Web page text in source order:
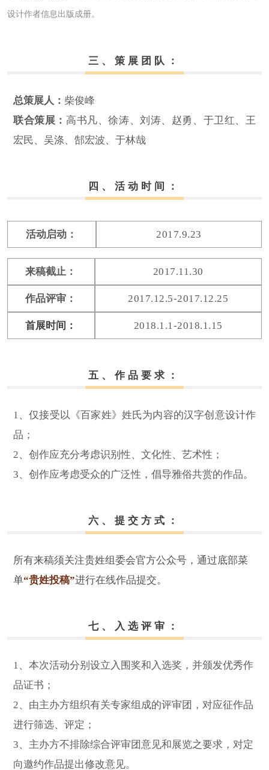
设计作者信息出 版成册。
三、策展团队：
总策展人： 柴俊峰
联合策展： 高书凡、徐涛、刘涛、赵勇、于卫红、王
宏民、吴涤、郜宏波、于林哉
四、活动时间：
活动启动： 2017.9.23
来稿截止： 2017.11.30
作品评审： 2017.12.5-2017.12.25
首展时间： 2018.1.1-2018.1.15
五、作品要求：
1、仅接受以《百家姓》姓氏为内容的汉字创意设计作
品；
2、创作应充分考虑识别性、文化性、艺术性；
3、创作应考虑受众的广泛性，倡导雅俗共赏的作品。
六、提交方式：
所有来稿须关注贵姓组委会官方公众号，通过底部菜
单“贵姓投稿”进行在线作品提交。
七、入选评审：
1、本次活动分别设立入围奖和入选奖，并颁发优秀作
品证书；
2、由主办方组织有关专家组成的评审团，对应征作品
进行筛选、评定；
3、主办方不排除综合评审团意见和展览之要求，对定
向邀约作品提出修改意见。